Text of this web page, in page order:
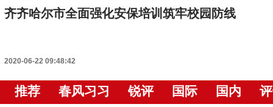
齐齐哈尔市全面强化安保培训筑牢校园防线
2020-06-22 09:48:42
推荐 春风习习 锐评 国际 国内